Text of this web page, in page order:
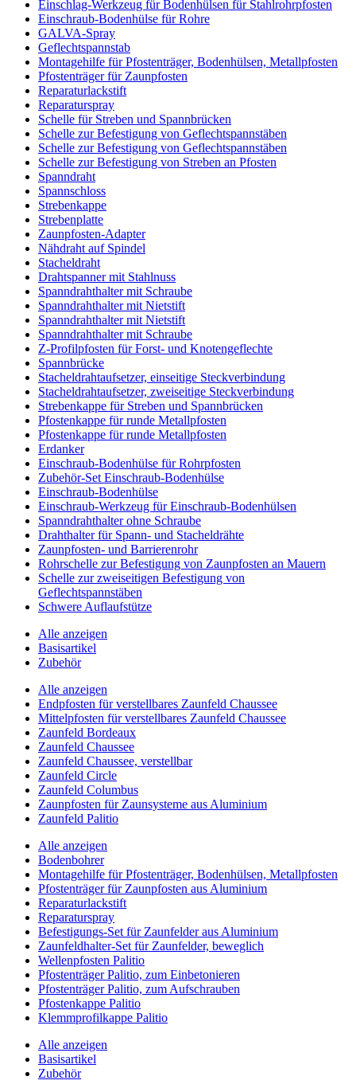
Einschlag-Werkzeug für Bodenhülsen für Stahlrohrpfosten
Einschraub-Bodenhülse für Rohre
GALVA-Spray
Geflechtspannstab
Montagehilfe für Pfostenträger, Bodenhülsen, Metallpfosten
Pfostenträger für Zaunpfosten
Reparaturlackstift
Reparaturspray
Schelle für Streben und Spannbrücken
Schelle zur Befestigung von Geflechtspannstäben
Schelle zur Befestigung von Geflechtspannstäben
Schelle zur Befestigung von Streben an Pfosten
Spanndraht
Spannschloss
Strebenkappe
Strebenplatte
Zaunpfosten-Adapter
Nähdraht auf Spindel
Stacheldraht
Drahtspanner mit Stahlnuss
Spanndrahthalter mit Schraube
Spanndrahthalter mit Nietstift
Spanndrahthalter mit Nietstift
Spanndrahthalter mit Schraube
Z-Profilpfosten für Forst- und Knotengeflechte
Spannbrücke
Stacheldrahtaufsetzer, einseitige Steckverbindung
Stacheldrahtaufsetzer, zweiseitige Steckverbindung
Strebenkappe für Streben und Spannbrücken
Pfostenkappe für runde Metallpfosten
Pfostenkappe für runde Metallpfosten
Erdanker
Einschraub-Bodenhülse für Rohrpfosten
Zubehör-Set Einschraub-Bodenhülse
Einschraub-Bodenhülse
Einschraub-Werkzeug für Einschraub-Bodenhülsen
Spanndrahthalter ohne Schraube
Drahthalter für Spann- und Stacheldrähte
Zaunpfosten- und Barrierenrohr
Rohrschelle zur Befestigung von Zaunpfosten an Mauern
Schelle zur zweiseitigen Befestigung von
Geflechtspannstäben
Schwere Auflaufstütze
Alle anzeigen
Basisartikel
Zubehör
Alle anzeigen
Endpfosten für verstellbares Zaunfeld Chaussee
Mittelpfosten für verstellbares Zaunfeld Chaussee
Zaunfeld Bordeaux
Zaunfeld Chaussee
Zaunfeld Chaussee, verstellbar
Zaunfeld Circle
Zaunfeld Columbus
Zaunpfosten für Zaunsysteme aus Aluminium
Zaunfeld Palitio
Alle anzeigen
Bodenbohrer
Montagehilfe für Pfostenträger, Bodenhülsen, Metallpfosten
Pfostenträger für Zaunpfosten aus Aluminium
Reparaturlackstift
Reparaturspray
Befestigungs-Set für Zaunfelder aus Aluminium
Zaunfeldhalter-Set für Zaunfelder, beweglich
Wellenpfosten Palitio
Pfostenträger Palitio, zum Einbetonieren
Pfostenträger Palitio, zum Aufschrauben
Pfostenkappe Palitio
Klemmprofilkappe Palitio
Alle anzeigen
Basisartikel
Zubehör